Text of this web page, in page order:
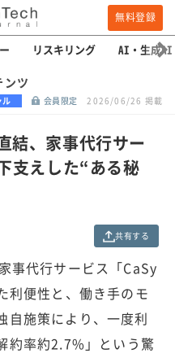
無料登録
リスキリング AI・生成AI
ンツ
ル 会員限定 2026/06/26 掲載
結、家事代行サー
支えした“ある秘
共有する
事代行サービス「CaSy
利便性と、働き手のモ
自施策により、一度利
約率約2.7%」という驚